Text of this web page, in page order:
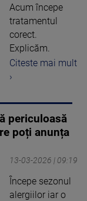
Acum începe
tratamentul
corect.
Explicăm.
Citeste mai mult
›
periculoasă
poți anunța
13-03-2026 | 09:19
Începe sezonul
alergiilor iar o